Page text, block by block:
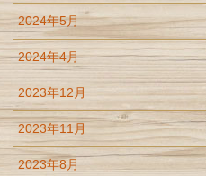
2024年5月
2024年4月
2023年12月
2023年11月
2023年8月